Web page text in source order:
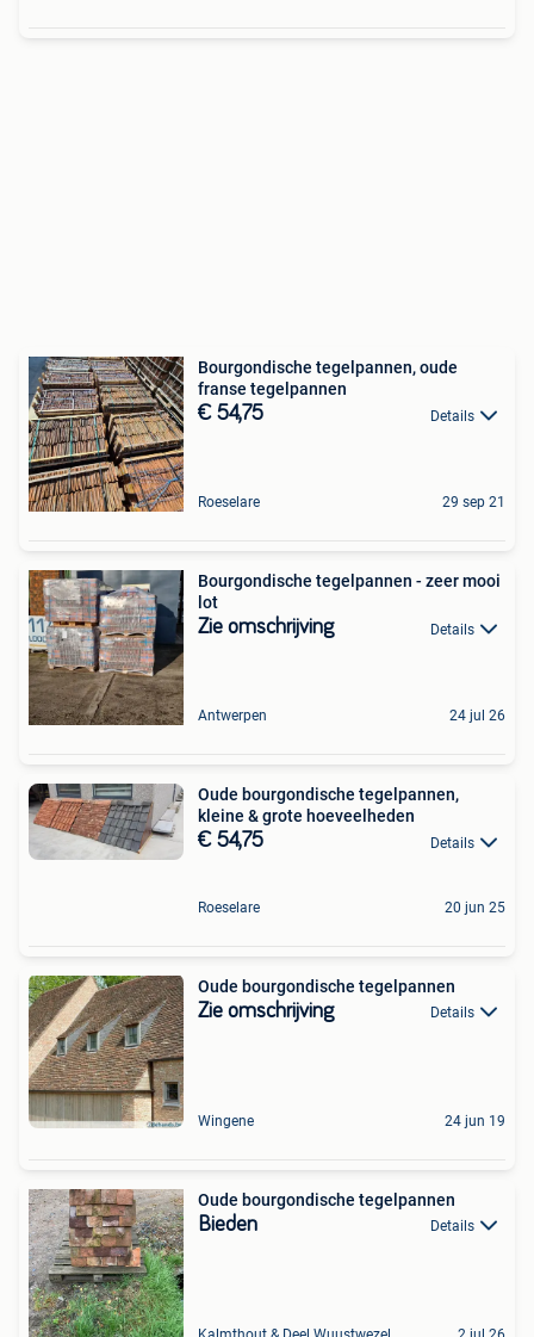
Bourgondische tegelpannen, oude
franse tegelpannen
€ 54,75 Details
Roeselare 29 sep 21
Bourgondische tegelpannen - zeer mooi
lot
Zie omschrijving Details
Antwerpen 24 jul 26
Oude bourgondische tegelpannen,
kleine & grote hoeveelheden
€ 54,75 Details
Roeselare 20 jun 25
Oude bourgondische tegelpannen
Zie omschrijving Details
Wingene 24 jun 19
Oude bourgondische tegelpannen
Bieden Details